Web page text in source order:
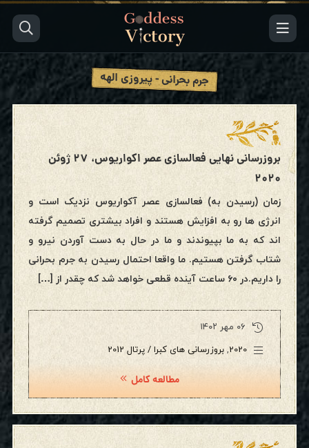
جرم بحرانی - پیروزی الهه
بروزرسانی نهایی فعالسازی عصر اکواریوس، ۲۷ ژوئن
۲۰۲۰
زمان (رسیدن به) فعالسازی عصر آکواریوس نزدیک است و
انرژی ها رو به افزایش هستند و افراد بیشتری تصمیم گرفته
اند که به ما بپیوندند و ما در حال به دست آوردن نیرو و
شتاب گرفتن هستیم. ما واقعا احتمال رسیدن به جرم بحرانی
را داریم.در ۶۰ ساعت آینده قطعی خواهد شد که چقدر از […]
۰۶ مهر ۱۴۰۲
2020
, بروزرسانی های کبرا / پرتال 2012
مطالعه کامل